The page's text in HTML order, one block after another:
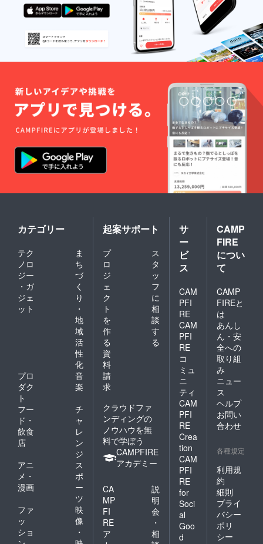
カテゴリー
テク
ノロ
ジー
・ガ
ジェ
ット
ま
ち
づ
く
り
・
地
域
活
性
化
プロ
ダク
ト
音
楽
フー
ド・
飲食
店
チ
ャ
レ
ン
ジ
アニ
メ・
漫画
ス
ポ
ー
ツ
ファ
ッ
ショ
映
像
・
起案サポート
プ
ロ
ジ
ェ
ク
ト
を
作
る
ス
タ
ッ
フ
に
相
談
す
る
資
料
請
求
クラウドファ
ンディングの
ノウハウを無
料で学ぼう
CAMPFIRE
アカデミー
CA
MP
FI
RE
ア
説
明
会
・
相
サ
ー
ビ
ス
CAM
PFI
RE
CAM
PFI
RE
コ
ミュ
ニ
ティ
CAM
PFI
RE
Crea
tion
CAM
PFI
RE
for
Soci
al
Goo
d
CAMP
FIRE
につい
て
CAMP
FIREと
は
あんし
ん・安
全への
取り組
み
ニュー
ス
ヘルプ
お問い
合わせ
各種規定
利用規
約
細則
プライ
バシー
ポリ
シー